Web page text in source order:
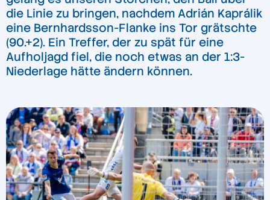
die Linie zu bringen, nachdem Adrián Kaprálik
eine Bernhardsson-Flanke ins Tor grätschte
(90.+2). Ein Treffer, der zu spät für eine
Aufholjagd fiel, die noch etwas an der 1:3-
Niederlage hätte ändern können.